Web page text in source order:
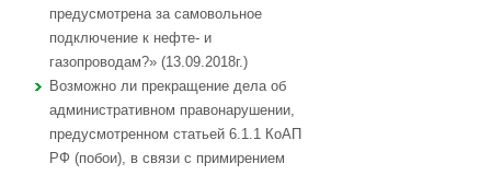
предусмотрена за самовольное
подключение к нефте- и
газопроводам?» (13.09.2018г.)
Возможно ли прекращение дела об
административном правонарушении,
предусмотренном статьей 6.1.1 КоАП
РФ (побои), в связи с примирением